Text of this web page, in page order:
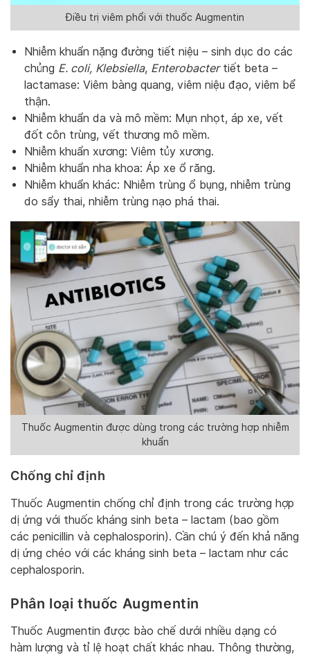
Điều trị viêm phổi với thuốc Augmentin
Nhiễm khuẩn nặng đường tiết niệu – sinh dục do các
chủng E. coli, Klebsiella, Enterobactertiết beta –
lactamase: Viêm bàng quang, viêm niệu đạo, viêm bể
thận.
Nhiễm khuẩn da và mô mềm: Mụn nhọt, áp xe, vết
đốt côn trùng, vết thương mô mềm.
Nhiễm khuẩn xương: Viêm tủy xương.
Nhiễm khuẩn nha khoa: Áp xe ổ răng.
Nhiễm khuẩn khác: Nhiễm trùng ổ bụng, nhiễm trùng
do sẩy thai, nhiễm trùng nạo phá thai.
Thuốc Augmentin được dùng trong các trường hợp nhiễm
khuẩn
Chống chỉ định
Thuốc Augmentin chống chỉ định trong các trường hợp
dị ứng với thuốc kháng sinh beta – lactam (bao gồm
các penicillin và cephalosporin). Cần chú ý đến khả năng
dị ứng chéo với các kháng sinh beta – lactam như các
cephalosporin.
Phân loại thuốc Augmentin
Thuốc Augmentin được bào chế dưới nhiều dạng có
hàm lượng và tỉ lệ hoạt chất khác nhau. Thông thường,